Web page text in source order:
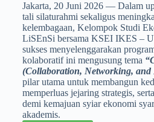
Jakarta, 20 Juni 2026 — Dalam
tali silaturahmi sekaligus
kelembagaan, Kelompok Studi
LiSEnSi bersama KSEI IKES –
sukses menyelenggarakan
kolaboratif ini mengusung tema
(Collaboration, Networking, and
pilar utama untuk membangun
memperluas jejaring strategis,
demi kemajuan syiar ekonomi
akademis.